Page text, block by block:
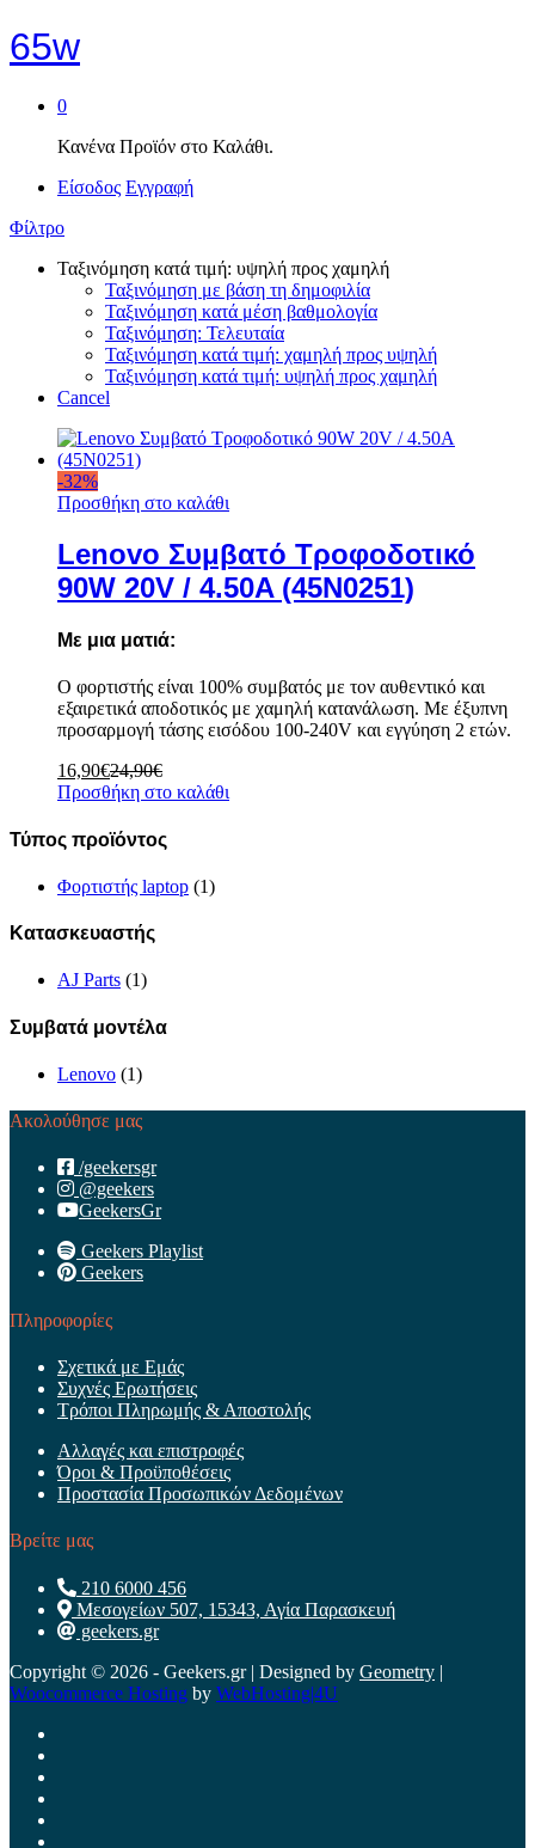
65w
0
Κανένα Προϊόν στο Καλάθι.
Είσοδος Εγγραφή
Φίλτρο
Ταξινόμηση κατά τιμή: υψηλή προς χαμηλή
Ταξινόμηση με βάση τη δημοφιλία
Ταξινόμηση κατά μέση βαθμολογία
Ταξινόμηση: Τελευταία
Ταξινόμηση κατά τιμή: χαμηλή προς υψηλή
Ταξινόμηση κατά τιμή: υψηλή προς χαμηλή
Cancel
-32%
Προσθήκη στο καλάθι
Lenovo Συμβατό Τροφοδοτικό
90W 20V / 4.50A (45N0251)
Με μια ματιά:
Ο φορτιστής είναι 100% συμβατός με τον αυθεντικό και
εξαιρετικά αποδοτικός με χαμηλή κατανάλωση. Με έξυπνη
προσαρμογή τάσης εισόδου 100-240V και εγγύηση 2 ετών.
16,90€24,90€
Προσθήκη στο καλάθι
Τύπος προϊόντος
Φορτιστής laptop (1)
Κατασκευαστής
AJ Parts (1)
Συμβατά μοντέλα
Lenovo (1)
Ακολούθησε μας
/geekersgr
@geekers
GeekersGr
Geekers Playlist
Geekers
Πληροφορίες
Σχετικά με Εμάς
Συχνές Ερωτήσεις
Τρόποι Πληρωμής & Αποστολής
Αλλαγές και επιστροφές
Όροι & Προϋποθέσεις
Προστασία Προσωπικών Δεδομένων
Βρείτε μας
210 6000 456
Μεσογείων 507, 15343, Αγία Παρασκευή
geekers.gr
Copyright © 2026 - Geekers.gr | Designed by Geometry |
Woocommerce Hosting by WebHosting|4U